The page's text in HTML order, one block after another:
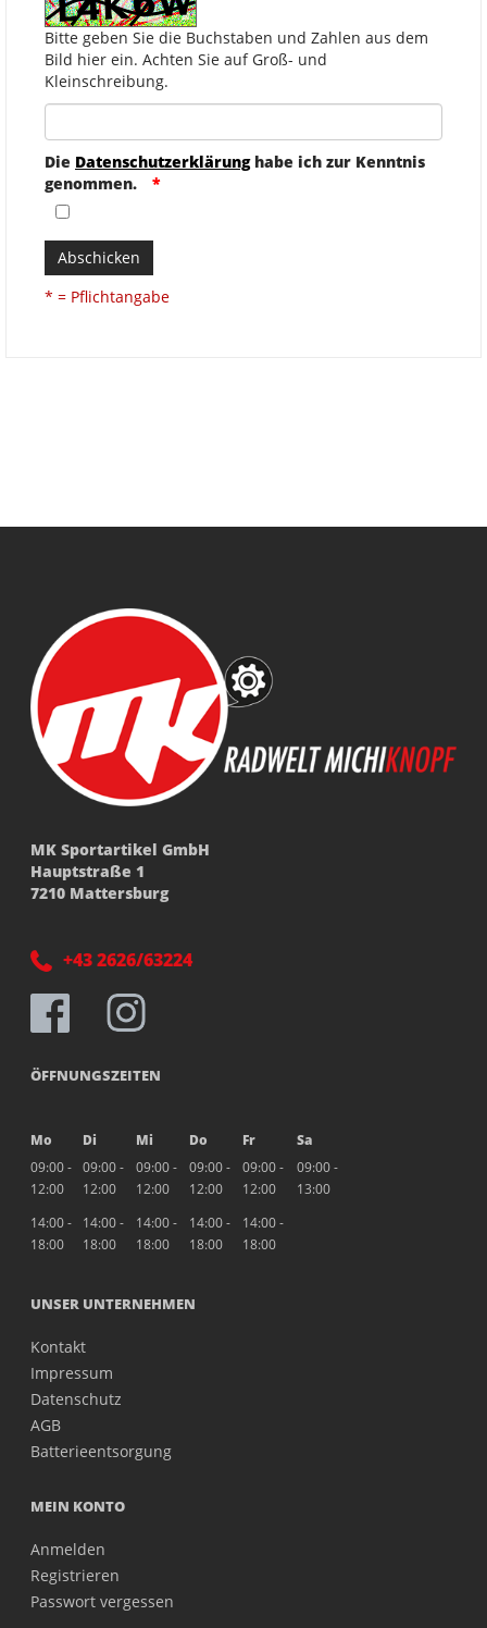
Bitte geben Sie die Buchstaben und Zahlen aus dem
Bild hier ein. Achten Sie auf Groß- und
Kleinschreibung.
Die Datenschutzerklärunghabe ich zur Kenntnis
genommen.
Abschicken
* = Pflichtangabe
MK Sportartikel GmbH
Hauptstraße 1
7210 Mattersburg
+43 2626/63224
ÖFFNUNGSZEITEN
Mo Di Mi Do Fr
Sa
09:00 -
12:00
09:00 -
12:00
09:00 -
12:00
09:00 -
12:00
09:00 -
12:00
09:00 -
13:00
14:00 -
18:00
14:00 -
18:00
14:00 -
18:00
14:00 -
18:00
14:00 -
18:00
UNSER UNTERNEHMEN
Kontakt
Impressum
Datenschutz
AGB
Batterieentsorgung
MEIN KONTO
Anmelden
Registrieren
Passwort vergessen